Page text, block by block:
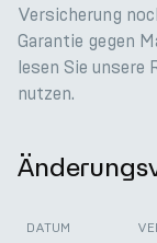
Versicherung
Garantie gegen
lesen Sie unsere
nutzen.
DATUM